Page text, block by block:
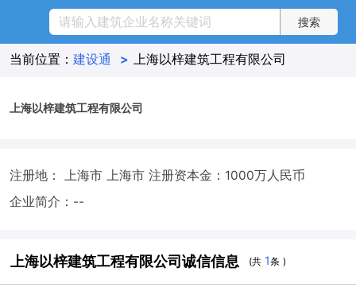
当前位置： 建设通 > 上海以梓建筑工程有限公司
上海以梓建筑工程有限公司
注册地： 上海市 上海市 注册资本金：1000万人民币
企业简介：--
上海以梓建筑工程有限公司诚信信息 (共 1条 )